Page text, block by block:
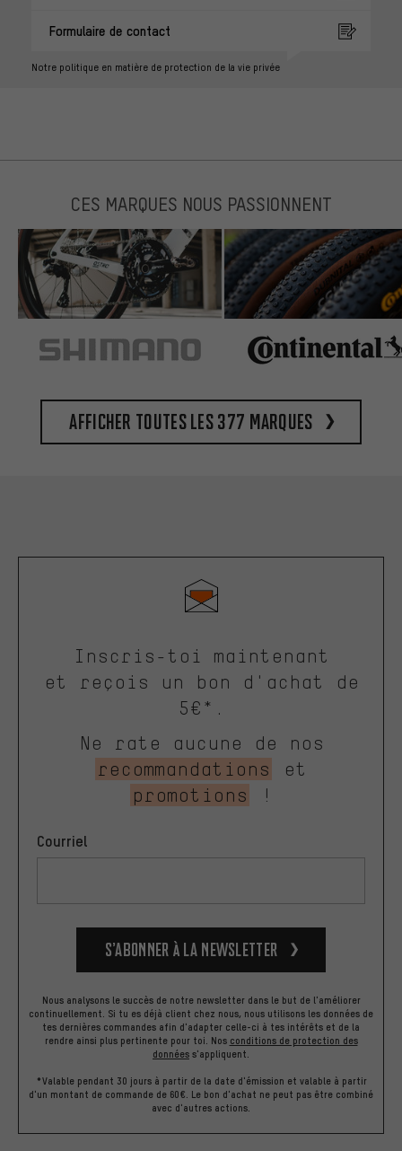
Formulaire de contact
Notre politique en matière de protection de la vie privée
CES MARQUES NOUS PASSIONNENT
Afficher toutes les 377 marques
Inscris-toi maintenant
et reçois un bon d'achat de
5€*.
Ne rate aucune de nos
recommandations
et
promotions
!
Courriel
S’abonner à la newsletter
Nous analysons le succès de notre newsletter dans le but de l'améliorer
continuellement. Si tu es déjà client chez nous, nous utilisons les données de
tes dernières commandes afin d'adapter celle-ci à tes intérêts et de la
rendre ainsi plus pertinente pour toi. Nos conditions de protection des
données s'appliquent.
*Valable pendant 30 jours à partir de la date d'émission et valable à partir
d'un montant de commande de 60€. Le bon d'achat ne peut pas être combiné
avec d'autres actions.